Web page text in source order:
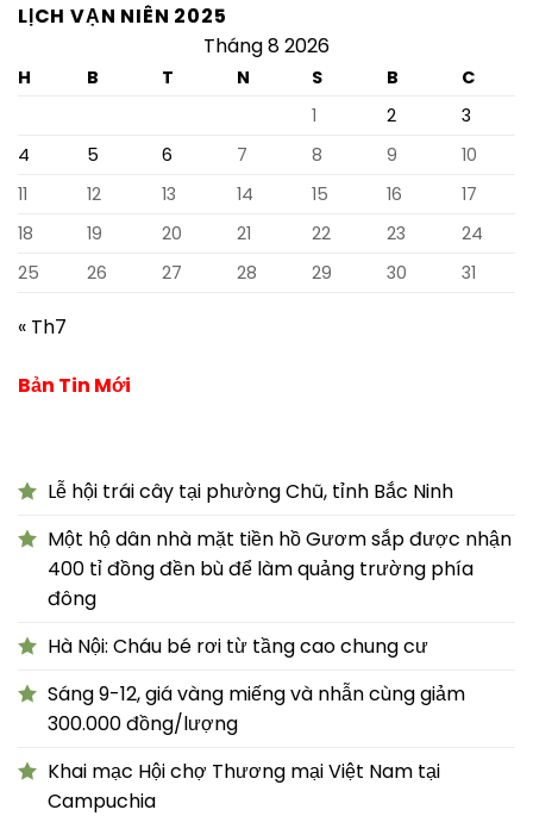
LỊCH VẠN NIÊN 2025
Tháng 8 2026
H B T N S B
C
1
2
3
4
5 6 7 8 9
10
11
12 13 14 15 16
17
18
19 20 21 22 23
24
25
26 27 28 29 30 31
« Th7
Bản Tin Mới
Lễ hội trái cây tại phường Chũ, tỉnh Bắc Ninh
Một hộ dân nhà mặt tiền hồ Gươm sắp được nhận
400 tỉ đồng đền bù để làm quảng trường phía
đông
Hà Nội: Cháu bé rơi từ tầng cao chung cư
Sáng 9-12, giá vàng miếng và nhẫn cùng giảm
300.000 đồng/lượng
Khai mạc Hội chợ Thương mại Việt Nam tại
Campuchia